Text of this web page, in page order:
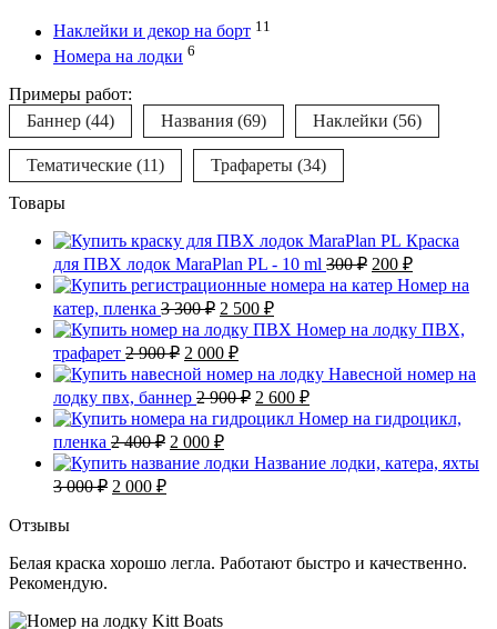
Наклейки и декор на борт 11
Номера на лодки 6
Примеры работ:
Баннер (44) Названия (69) Наклейки (56)
Тематические (11) Трафареты (34)
Товары
Краска
для ПВХ лодок MaraPlan PL - 10 ml 300₽ Первоначальная
цена
составляла
300 ₽.
200 ₽Текущая
цена:
Номер на
катер, пленка 3 300₽ Первоначальная
цена
составляла
3
300 ₽.
2 500 ₽Текущая
цена:
2
500 ₽.
Номер на лодку ПВХ,
трафарет 2 900₽ Первоначальная
цена
составляла
2
900 ₽.
2 000 ₽Текущая
цена:
2
000 ₽.
Навесной номер на
лодку пвх, баннер 2 900₽ Первоначальная
цена
составляла
2
900 ₽.
2 600 ₽Текущая
цена:
2
600 ₽.
Номер на гидроцикл,
пленка 2 400₽ Первоначальная
цена
составляла
2 000 ₽Текущая
цена:
2
Название лодки, катера, яхты
3 000₽ Первоначальная
000 ₽.
2 000 ₽Текущая
Отзывы
Белая краска хорошо легла. Работают быстро и качественно.
Рекомендую.